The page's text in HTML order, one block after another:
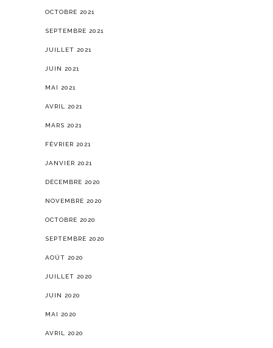
OCTOBRE 2021
SEPTEMBRE 2021
JUILLET 2021
JUIN 2021
MAI 2021
AVRIL 2021
MARS 2021
FÉVRIER 2021
JANVIER 2021
DÉCEMBRE 2020
NOVEMBRE 2020
OCTOBRE 2020
SEPTEMBRE 2020
AOÛT 2020
JUILLET 2020
JUIN 2020
MAI 2020
AVRIL 2020